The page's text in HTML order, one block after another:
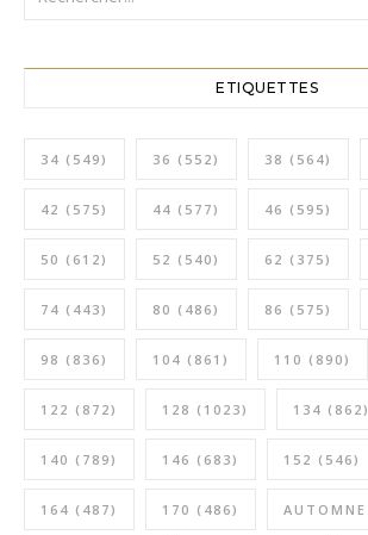
ETIQUETTES
34 (549) 36 (552) 38 (564)
42 (575) 44 (577) 46 (595)
50 (612) 52 (540) 62 (375)
74 (443) 80 (486) 86 (575)
98 (836) 104 (861) 110 (890)
122 (872) 128 (1023) 134 (862)
140 (789) 146 (683) 152 (546)
164 (487) 170 (486) AUTOMNE